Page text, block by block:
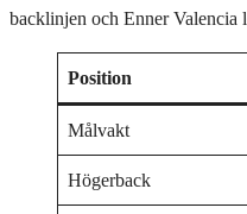
backlinjen och Enner Valencia
Position
Målvakt
Högerback